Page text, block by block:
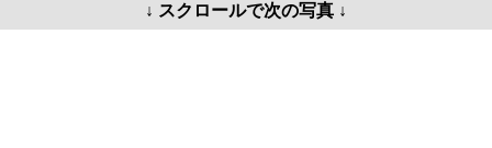
↓ スクロールで次の写真 ↓